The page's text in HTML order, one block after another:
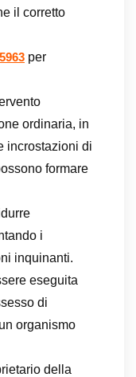
il corretto
per
ordinaria, in
incrostazioni di
formare
i
inquinanti.
eseguita
di
organismo
della